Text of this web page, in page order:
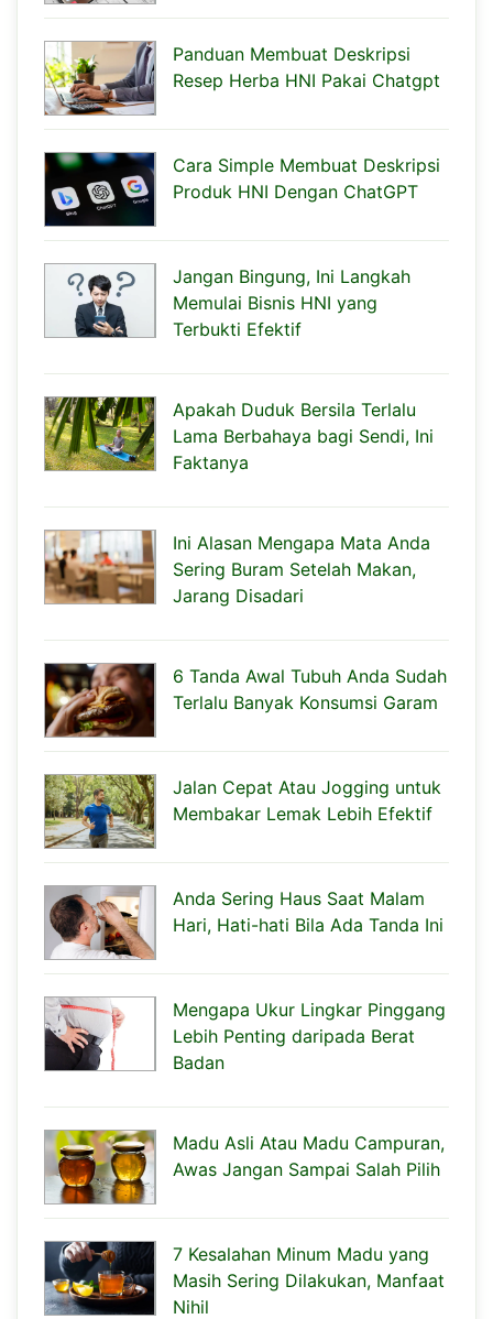
Panduan Membuat Deskripsi
Resep Herba HNI Pakai Chatgpt
Cara Simple Membuat Deskripsi
Produk HNI Dengan ChatGPT
Jangan Bingung, Ini Langkah
Memulai Bisnis HNI yang
Terbukti Efektif
Apakah Duduk Bersila Terlalu
Lama Berbahaya bagi Sendi, Ini
Faktanya
Ini Alasan Mengapa Mata Anda
Sering Buram Setelah Makan,
Jarang Disadari
6 Tanda Awal Tubuh Anda Sudah
Terlalu Banyak Konsumsi Garam
Jalan Cepat Atau Jogging untuk
Membakar Lemak Lebih Efektif
Anda Sering Haus Saat Malam
Hari, Hati-hati Bila Ada Tanda Ini
Mengapa Ukur Lingkar Pinggang
Lebih Penting daripada Berat
Badan
Madu Asli Atau Madu Campuran,
Awas Jangan Sampai Salah Pilih
7 Kesalahan Minum Madu yang
Masih Sering Dilakukan, Manfaat
Nihil